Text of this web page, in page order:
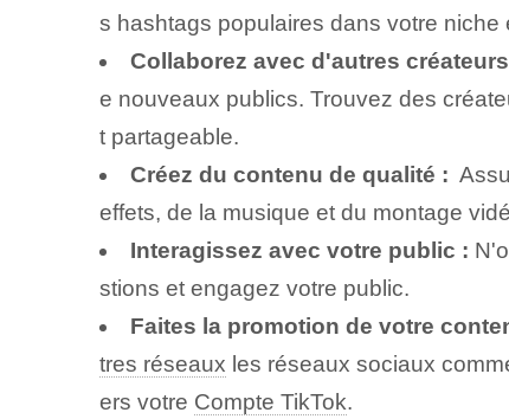
s hashtags populaires⁤ dans votre
Collaborez avec d'autres
e nouveaux publics. Trouvez des
t partageable.
Créez du contenu de qualité :
effets, de la musique et du montage
Interagissez avec votre public :
stions et engagez votre public.
Faites la promotion de votre
tres réseaux les réseaux sociaux
ers votre Compte TikTok.